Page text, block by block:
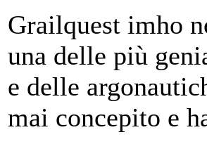
Grailquest imho
una delle più
e delle
mai concepito e